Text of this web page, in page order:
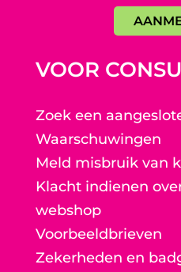
VOOR
Zoek een
Waarschuwingen
Meld misbruik van
Klacht indienen
webshop
Voorbeeldbrieven
Zekerheden en